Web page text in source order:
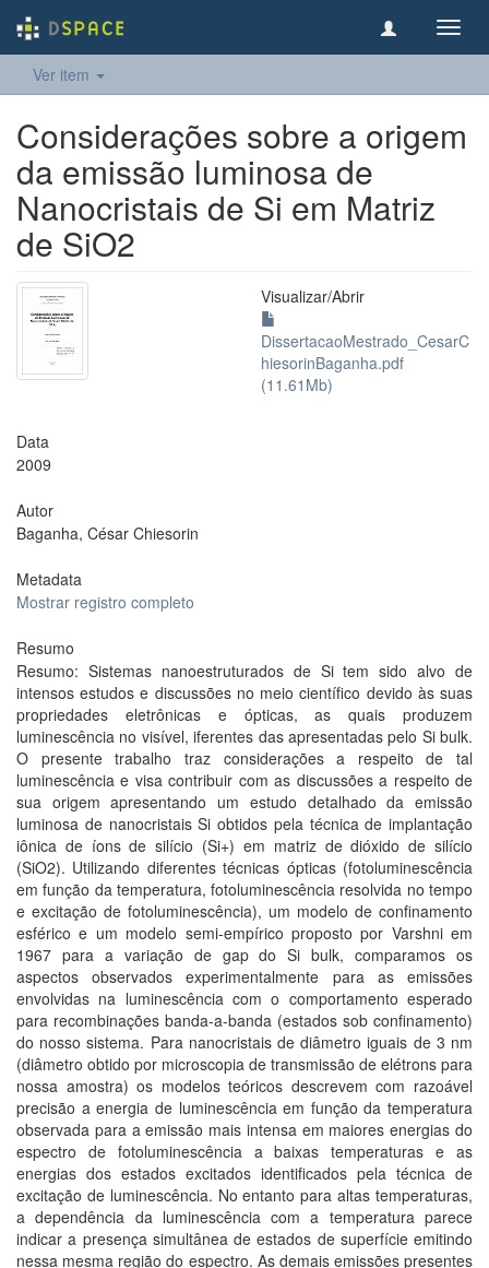
Ver item
Considerações sobre a origem
da emissão luminosa de
Nanocristais de Si em Matriz
de SiO2
Visualizar/Abrir
DissertacaoMestrado_CesarC
hiesorinBaganha.pdf
(11.61Mb)
Data
2009
Autor
Baganha, César Chiesorin
Metadata
Mostrar registro completo
Resumo
Resumo: Sistemas nanoestruturados de Si tem sido alvo de
intensos estudos e discussões no meio científico devido às suas
propriedades eletrônicas e ópticas, as quais produzem
luminescência no visível, iferentes das apresentadas pelo Si bulk.
O presente trabalho traz considerações a respeito de tal
luminescência e visa contribuir com as discussões a respeito de
sua origem apresentando um estudo detalhado da emissão
luminosa de nanocristais Si obtidos pela técnica de implantação
iônica de íons de silício (Si+) em matriz de dióxido de silício
(SiO2). Utilizando diferentes técnicas ópticas (fotoluminescência
em função da temperatura, fotoluminescência resolvida no tempo
e excitação de fotoluminescência), um modelo de confinamento
esférico e um modelo semi-empírico proposto por Varshni em
1967 para a variação de gap do Si bulk, comparamos os
aspectos observados experimentalmente para as emissões
envolvidas na luminescência com o comportamento esperado
para recombinações banda-a-banda (estados sob confinamento)
do nosso sistema. Para nanocristais de diâmetro iguais de 3 nm
(diâmetro obtido por microscopia de transmissão de elétrons para
nossa amostra) os modelos teóricos descrevem com razoável
precisão a energia de luminescência em função da temperatura
observada para a emissão mais intensa em maiores energias do
espectro de fotoluminescência a baixas temperaturas e as
energias dos estados excitados identificados pela técnica de
excitação de luminescência. No entanto para altas temperaturas,
a dependência da luminescência com a temperatura parece
indicar a presença simultânea de estados de superfície emitindo
nessa mesma região do espectro. As demais emissões presentes